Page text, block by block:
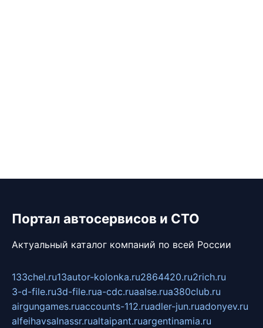
Портал автосервисов и СТО
Актуальный каталог компаний по всей России
133chel.ru13autor-kolonka.ru2864420.ru2rich.ru
3-d-file.ru3d-file.rua-cdc.ruaalse.rua380club.ru
airgungames.ruaccounts-112.ruadler-jun.ruadonyev.ru
alfeihavsalnassr.rualtaipant.ruargentinamia.ru